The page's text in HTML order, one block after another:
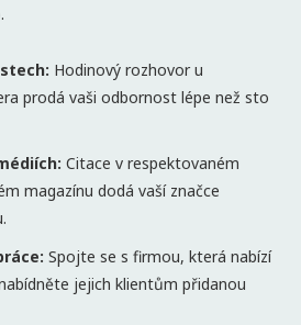
Hodinový rozhovor u
prodá vaši odbornost lépe než sto
Citace v respektovaném
magazínu dodá vaší značce
Spojte se s firmou, která nabízí
jejich klientům přidanou